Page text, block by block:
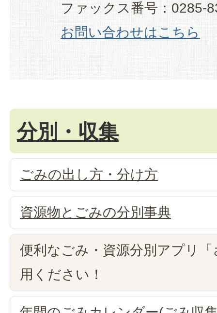
ファックス番号：0285-
お問い合わせはこちら
分別・収集
ごみの出し方・分け方
資源物とごみの分別事典
便利なごみ・資源分別アプリ
用ください！